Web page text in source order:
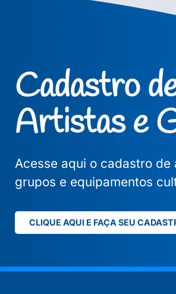
Cadastro
Artistas e
Acesse aqui o cadastro de
grupos e equipamentos
CLIQUE AQUI E FAÇA SEU